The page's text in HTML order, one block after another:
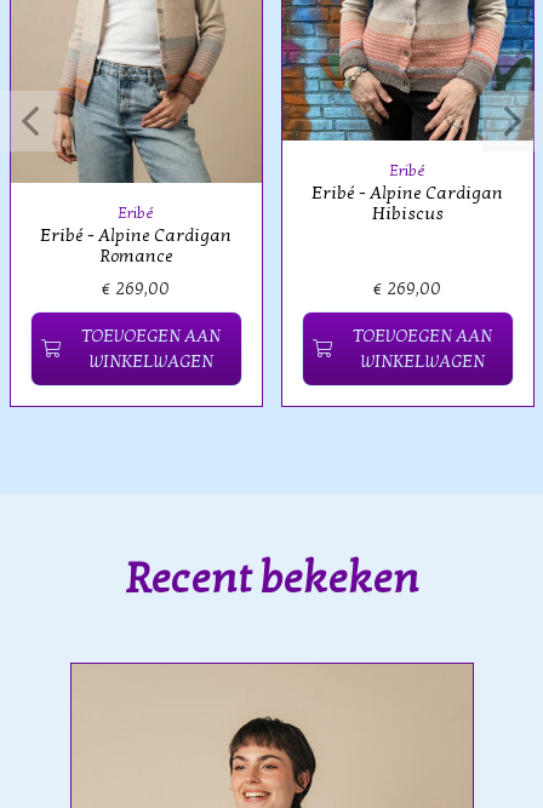
Eribé
Eribé - Alpine Cardigan
Romance
€ 269,00
TOEVOEGEN AAN
WINKELWAGEN
Eribé
Eribé - Alpine Cardigan
Hibiscus
€ 269,00
TOEVOEGEN AAN
WINKELWAGEN
Recent bekeken